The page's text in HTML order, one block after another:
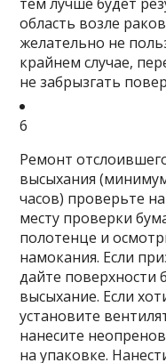
область возле
желательно не
крайнем случае,
не забрызгать
6
Ремонт
высыхания
часов) проверьте
месту проверки
полотенце и
намокания. Если
дайте
высыхание. Если
установите
нанесите
на упаковке.